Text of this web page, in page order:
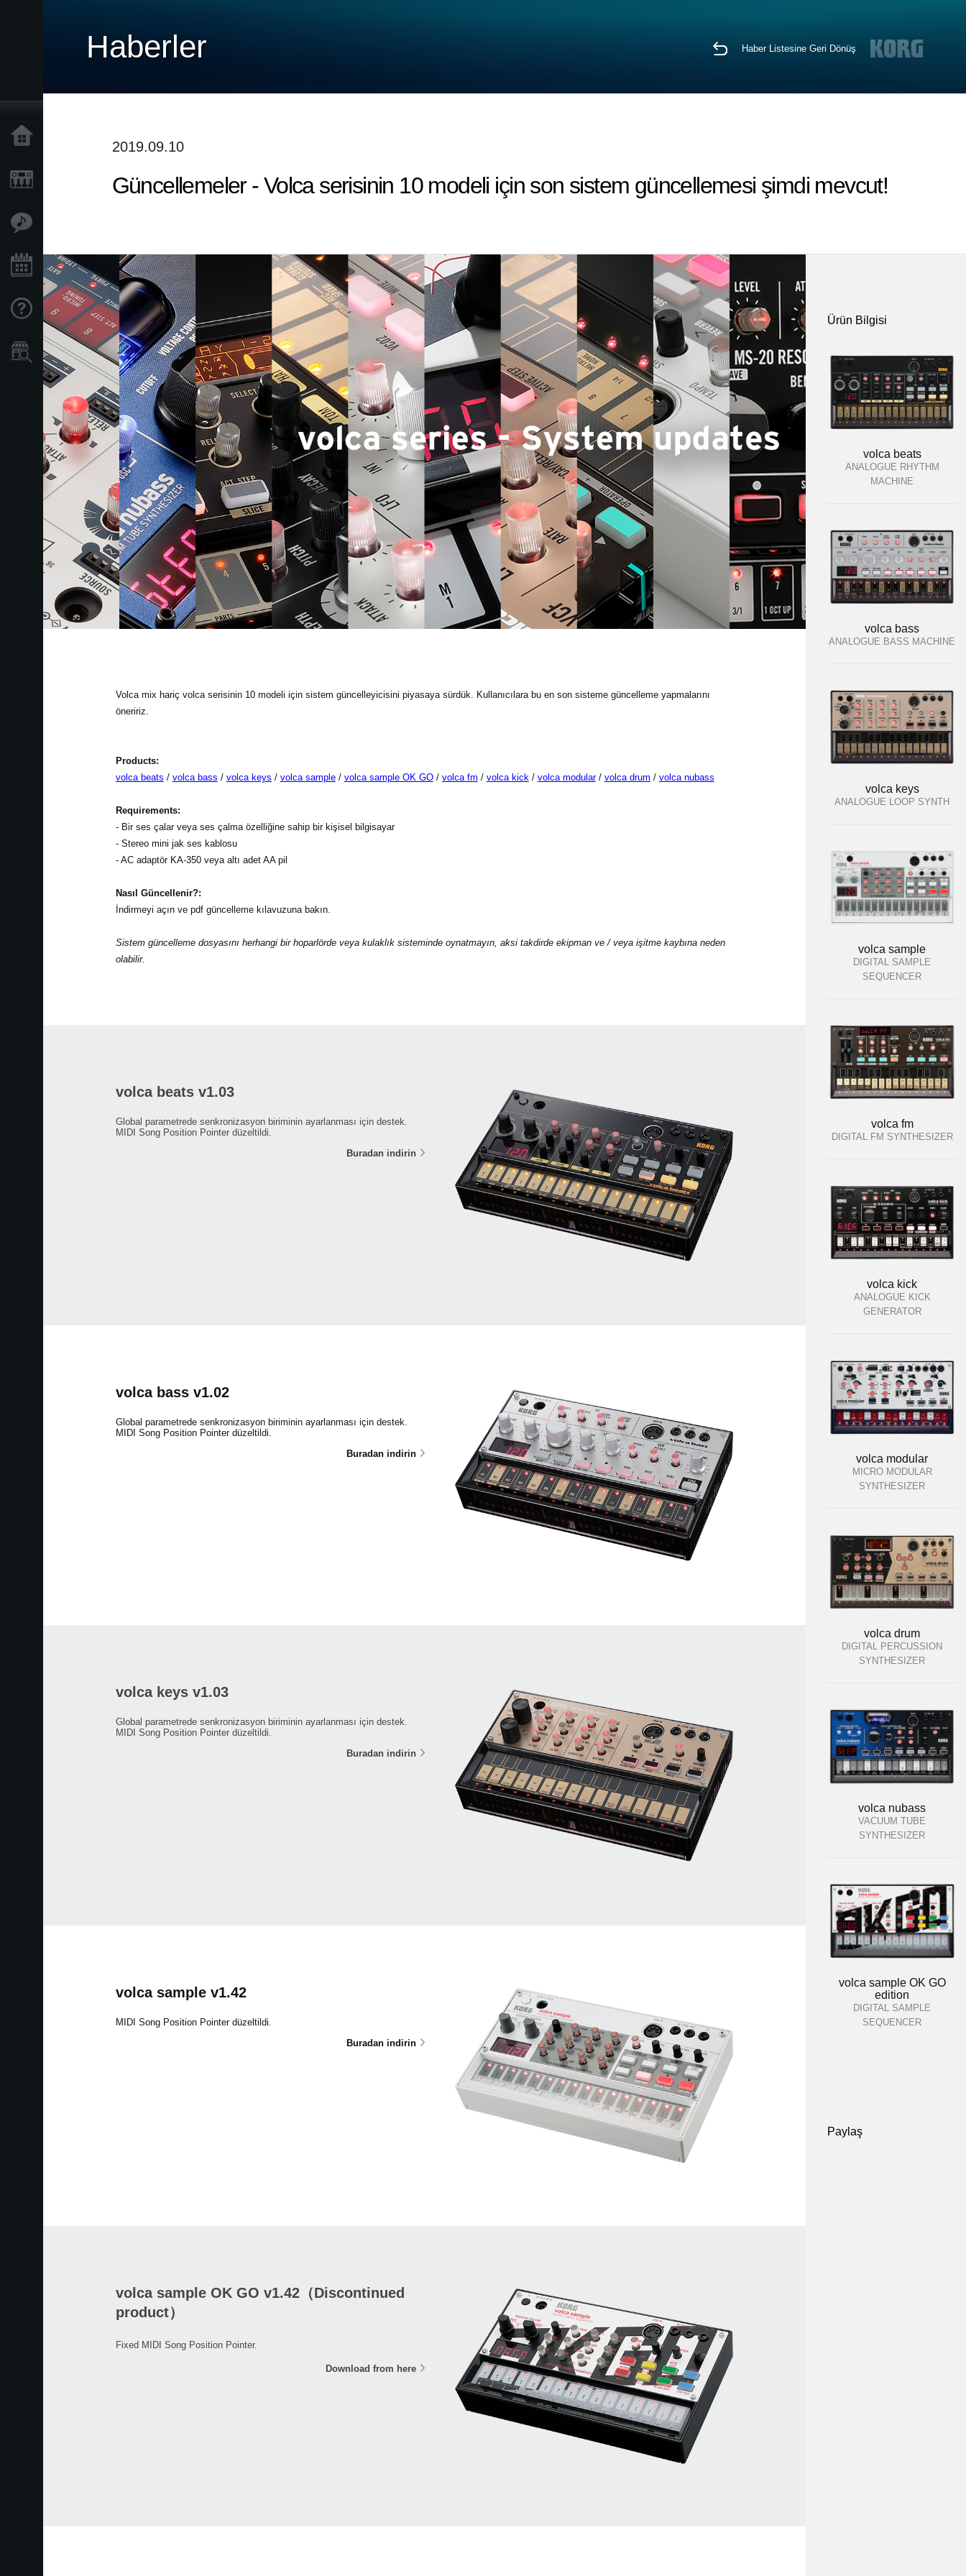
Etkinlikler
Destek
Mağaza Bulucu
Haberler Haber Listesine Geri Dönüş
2019.09.10
Güncellemeler - Volca serisinin 10 modeli için son sistem güncellemesi şimdi mevcut!
Volca mix hariç volca serisinin 10 modeli için sistem güncelleyicisini piyasaya sürdük. Kullanıcılara bu en son sisteme güncelleme yapmalarını
öneririz.
Products:
volca beats / volca bass / volca keys / volca sample/ volca sample OK GO/ volca fm / volca kick / volca modular/ volca drum / volca nubass
Requirements:
- Bir ses çalar veya ses çalma özelliğine sahip bir kişisel bilgisayar
- Stereo mini jak ses kablosu
- AC adaptör KA-350 veya altı adet AA pil
Nasıl Güncellenir?:
İndirmeyi açın ve pdf güncelleme kılavuzuna bakın.
Sistem güncelleme dosyasını herhangi bir hoparlörde veya kulaklık sisteminde oynatmayın, aksi takdirde ekipman ve / veya işitme kaybına neden
olabilir.
volca beats v1.03
Global parametrede senkronizasyon biriminin ayarlanması için destek.
MIDI Song Position Pointer düzeltildi.
Buradan indirin
volca bass v1.02
Global parametrede senkronizasyon biriminin ayarlanması için destek.
MIDI Song Position Pointer düzeltildi.
Buradan indirin
volca keys v1.03
Global parametrede senkronizasyon biriminin ayarlanması için destek.
MIDI Song Position Pointer düzeltildi.
Buradan indirin
volca sample v1.42
MIDI Song Position Pointer düzeltildi.
Buradan indirin
volca sample OK GO v1.42（Discontinued
product）
Fixed MIDI Song Position Pointer.
Download from here
Ürün Bilgisi
volca beats
ANALOGUE RHYTHM
MACHINE
volca bass
ANALOGUE BASS MACHINE
volca keys
ANALOGUE LOOP SYNTH
volca sample
DIGITAL SAMPLE
SEQUENCER
volca fm
DIGITAL FM SYNTHESIZER
volca kick
ANALOGUE KICK
GENERATOR
volca modular
MICRO MODULAR
SYNTHESIZER
volca drum
DIGITAL PERCUSSION
SYNTHESIZER
volca nubass
VACUUM TUBE
SYNTHESIZER
volca sample OK GO
edition
DIGITAL SAMPLE
SEQUENCER
Paylaş